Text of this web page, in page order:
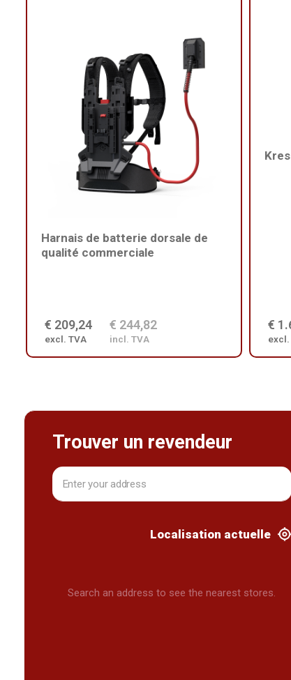
Harnais de batterie dorsale de
qualité commerciale
€ 209,24
excl. TVA
€ 244,82
incl. TVA
€
excl.
Trouver un revendeur
Localisation actuelle
Search an address to see the nearest stores.